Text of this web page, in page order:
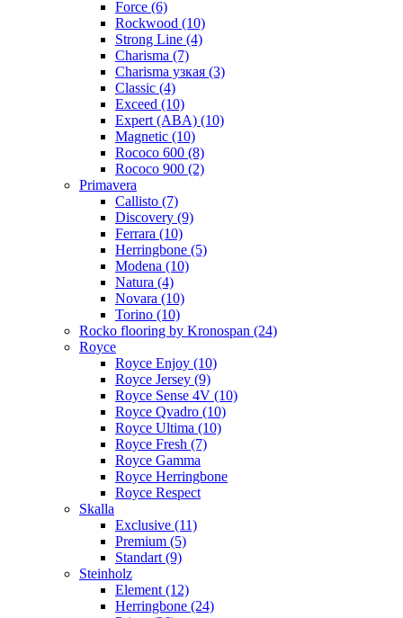
Force (6)
Rockwood (10)
Strong Line (4)
Charisma (7)
Charisma узкая (3)
Classic (4)
Exceed (10)
Expert (ABA) (10)
Magnetic (10)
Roсoсo 600 (8)
Rococo 900 (2)
Primavera
Callisto (7)
Discovery (9)
Ferrara (10)
Herringbone (5)
Modena (10)
Natura (4)
Novara (10)
Torino (10)
Rocko flooring by Kronospan (24)
Royce
Royce Enjoy (10)
Royce Jersey (9)
Royce Sense 4V (10)
Royce Qvadro (10)
Royce Ultima (10)
Royce Fresh (7)
Royce Gamma
Royce Herringbone
Royce Respect
Skalla
Exclusive (11)
Premium (5)
Standart (9)
Steinholz
Element (12)
Herringbone (24)